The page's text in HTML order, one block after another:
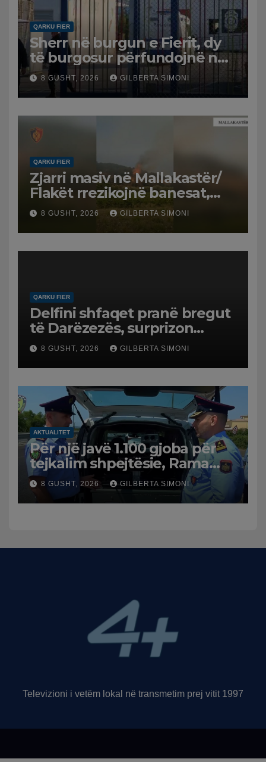
QARKU FIER
Sherr në burgun e Fierit, dy
të burgosur përfundojnë në
spital
8 GUSHT, 2026 GILBERTA SIMONI
QARKU FIER
Zjarri masiv në Mallakastër/
Flakët rrezikojnë banesat,
Policia evakuon disa familje
në Koilac
8 GUSHT, 2026 GILBERTA SIMONI
QARKU FIER
Delfini shfaqet pranë bregut
të Darëzezës, surprizon
pushuesit dhe banorët
8 GUSHT, 2026 GILBERTA SIMONI
AKTUALITET
Për një javë 1.100 gjoba për
tejkalim shpejtësie, Rama
publikon videon: Kamerat e
trafikut së shpejti në
funksion
8 GUSHT, 2026 GILBERTA SIMONI
Televizioni i vetëm lokal në transmetim prej vitit 1997